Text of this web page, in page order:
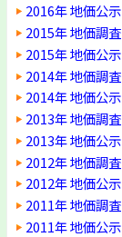
2016年 地価公示
2015年 地価調査
2015年 地価公示
2014年 地価調査
2014年 地価公示
2013年 地価調査
2013年 地価公示
2012年 地価調査
2012年 地価公示
2011年 地価調査
2011年 地価公示